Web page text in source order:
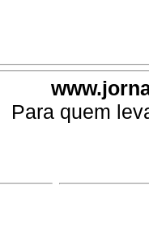
Para quem